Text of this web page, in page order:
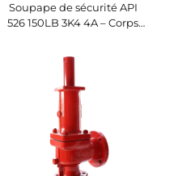
Soupape de sécurité API
526 150LB 3K4 4A – Corps
hautes températures, à la
vapeur et à l'eau de mer,
pour marine, offshore,
construction navale et
usines de dessalement